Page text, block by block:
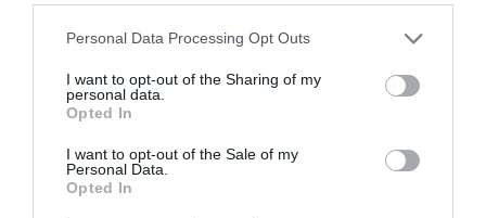
Please note that this website/app uses one or more Google
not limited to your visit or usage behaviour. You may click to
grant or deny consent to Google and its third-party tags to
use your data for below specified purposes in below Google
consent section.
Personal Data Processing Opt Outs
I want to opt-out of the Sharing of my
personal data.
Opted In
I want to opt-out of the Sale of my
Personal Data.
Opted In